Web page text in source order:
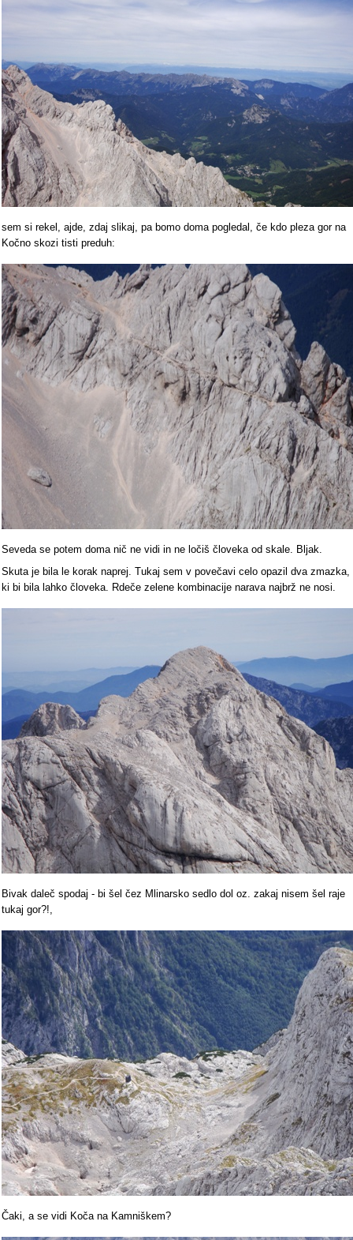
sem si rekel, ajde, zdaj slikaj, pa bomo doma pogledal, če kdo pleza gor na
Kočno skozi tisti preduh:
Seveda se potem doma nič ne vidi in ne ločiš človeka od skale. Bljak.
Skuta je bila le korak naprej. Tukaj sem v povečavi celo opazil dva zmazka,
ki bi bila lahko človeka. Rdeče zelene kombinacije narava najbrž ne nosi.
Bivak daleč spodaj - bi šel čez Mlinarsko sedlo dol oz. zakaj nisem šel raje
tukaj gor?!,
Čaki, a se vidi Koča na Kamniškem?